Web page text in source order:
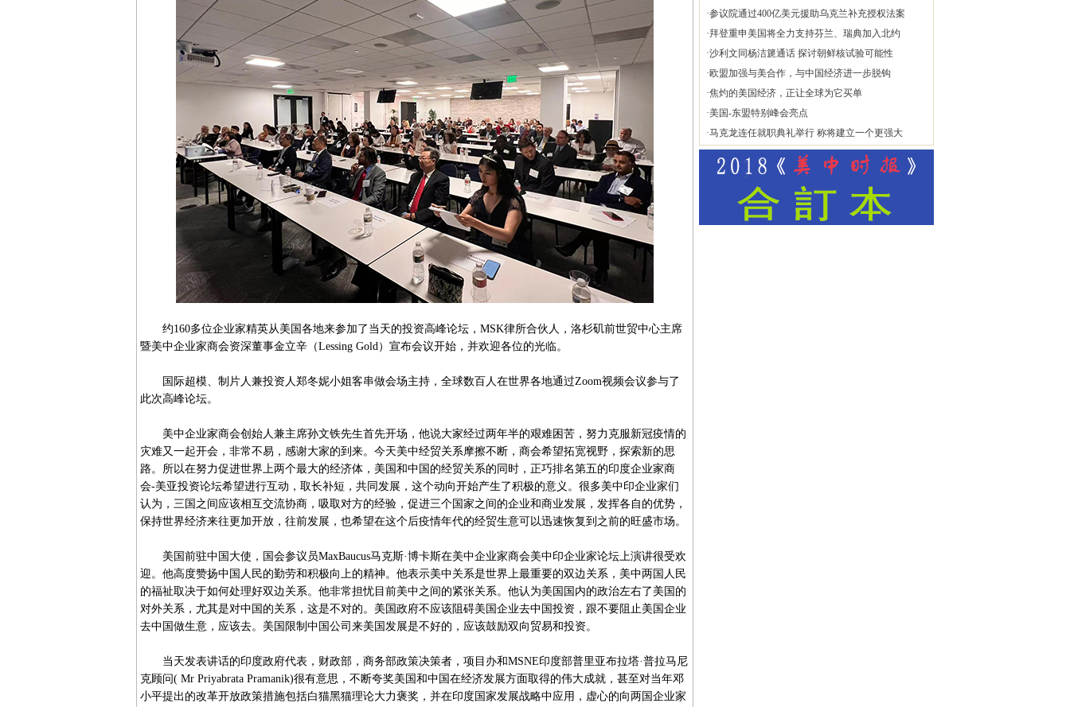
约160多位企业家精英从美国各地来参加了当天的投资高峰论坛，MSK律所合伙人，洛杉矶前世贸中心主席
暨美中企业家商会资深董事金立辛（Lessing Gold）宣布会议开始，并欢迎各位的光临。
国际超模、制片人兼投资人郑冬妮小姐客串做会场主持，全球数百人在世界各地通过Zoom视频会议参与了
此次高峰论坛。
美中企业家商会创始人兼主席孙文铁先生首先开场，他说大家经过两年半的艰难困苦，努力克服新冠疫情的
灾难又一起开会，非常不易，感谢大家的到来。今天美中经贸关系摩擦不断，商会希望拓宽视野，探索新的思
路。所以在努力促进世界上两个最大的经济体，美国和中国的经贸关系的同时，正巧排名第五的印度企业家商
会-美亚投资论坛希望进行互动，取长补短，共同发展，这个动向开始产生了积极的意义。很多美中印企业家们
认为，三国之间应该相互交流协商，吸取对方的经验，促进三个国家之间的企业和商业发展，发挥各自的优势，
保持世界经济来往更加开放，往前发展，也希望在这个后疫情年代的经贸生意可以迅速恢复到之前的旺盛市场。
美国前驻中国大使，国会参议员MaxBaucus马克斯·博卡斯在美中企业家商会美中印企业家论坛上演讲很受欢
迎。他高度赞扬中国人民的勤劳和积极向上的精神。他表示美中关系是世界上最重要的双边关系，美中两国人民
的福祉取决于如何处理好双边关系。他非常担忧目前美中之间的紧张关系。他认为美国国内的政治左右了美国的
对外关系，尤其是对中国的关系，这是不对的。美国政府不应该阻碍美国企业去中国投资，跟不要阻止美国企业
去中国做生意，应该去。美国限制中国公司来美国发展是不好的，应该鼓励双向贸易和投资。
当天发表讲话的印度政府代表，财政部，商务部政策决策者，项目办和MSNE印度部普里亚布拉塔·普拉马尼
克顾问( Mr Priyabrata Pramanik)很有意思，不断夸奖美国和中国在经济发展方面取得的伟大成就，甚至对当年邓
小平提出的改革开放政策措施包括白猫黑猫理论大力褒奖，并在印度国家发展战略中应用，虚心的向两国企业家
·参议院通过400亿美元援助乌克兰补充授权法案
·拜登重申美国将全力支持芬兰、瑞典加入北约
·沙利文同杨洁篪通话 探讨朝鲜核试验可能性
·欧盟加强与美合作，与中国经济进一步脱钩
·焦灼的美国经济，正让全球为它买单
·美国-东盟特别峰会亮点
·马克龙连任就职典礼举行 称将建立一个更强大